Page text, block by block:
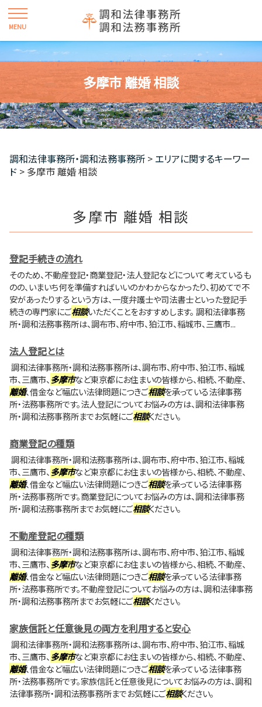
多摩市 離婚 相談
調和法律事務所・調和法務事務所 > エリアに関するキーワー
ド > 多摩市 離婚 相談
多摩市 離婚 相談
登記手続きの流れ
そのため、不動産登記・商業登記・法人登記などについて考えているも
のの、いまいち何を準備すればいいのかわからなかったり、初めてで不
安があったりするという方は、一度弁護士や司法書士といった登記手
続きの専門家にご相談いただくことをおすすめします。 調和法律事務
所・調和法務事務所は、調布市、府中市、狛江市、稲城市、三鷹市...
法人登記とは
調和法律事務所・調和法務事務所は、調布市、府中市、狛江市、稲城
市、三鷹市、 多摩市など東京都にお住まいの皆様から、相続、不動産、
離婚、借金など幅広い法律問題につきご相談を承っている法律事務
所・法務事務所です。法人登記についてお悩みの方は、調和法律事務
所・調和法務事務所までお気軽にご相談ください。
商業登記の種類
調和法律事務所・調和法務事務所は、調布市、府中市、狛江市、稲城
市、三鷹市、 多摩市など東京都にお住まいの皆様から、相続、不動産、
離婚、借金など幅広い法律問題につきご相談を承っている法律事務
所・法務事務所です。商業登記についてお悩みの方は、調和法律事務
所・調和法務事務所までお気軽にご相談ください。
不動産登記の種類
調和法律事務所・調和法務事務所は、調布市、府中市、狛江市、稲城
市、三鷹市、 多摩市など東京都にお住まいの皆様から、相続、不動産、
離婚、借金など幅広い法律問題につきご相談を承っている法律事務
所・法務事務所です。不動産登記についてお悩みの方は、調和法律事務
所・調和法務事務所までお気軽にご相談ください。
家族信託と任意後見の両方を利用すると安心
調和法律事務所・調和法務事務所は、調布市、府中市、狛江市、稲城
市、三鷹市、 多摩市など東京都にお住まいの皆様から、相続、不動産、
離婚、借金など幅広い法律問題につきご相談を承っている法律事務
所・法務事務所です。家族信託と任意後見についてお悩みの方は、調和
法律事務所・調和法務事務所までお気軽にご相談ください。